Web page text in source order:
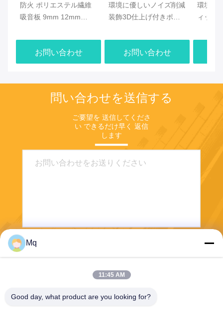
防火 ポリエステル繊維
吸音板 9mm 12mm
お問い合わせ
環境に優しいノイズ削減
装飾3D仕上げ付きポリ
お問い合わせ
環境に
ィック
ネル
問い合わせを送信する
ご要望を 送信してくださ
い できるだけ早く 返信
します
Mq
11:45 AM
Good day, what product are you looking for?